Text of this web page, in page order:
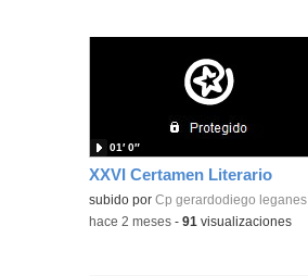
XXVI Certamen Literario
Contenido educativo.
subido porCp gerardodiego leganes
01′ 0″
-hace 2 meses -91 visualizaciones